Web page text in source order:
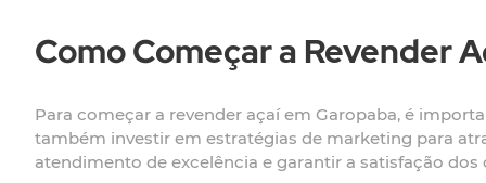
Como Começar a Revender
Para começar a revender açaí em Garopaba, é
também investir em estratégias de marketing para
atendimento de excelência e garantir a satisfação dos